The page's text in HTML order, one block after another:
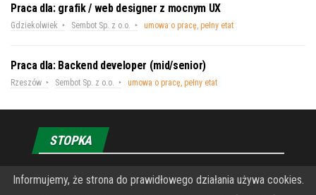
Praca dla: grafik / web designer z mocnym UX
Gdziekolwiek Sembot Sp. z o.o. umowa o pracę, pełny etat
Praca dla: Backend developer (mid/senior)
Rzeszów Sembot Sp. z o.o. umowa o pracę, pełny etat
STOPKA
O Fundacji PRZEkarpacie
Informujemy, że strona do prawidłowego działania używa cookies.